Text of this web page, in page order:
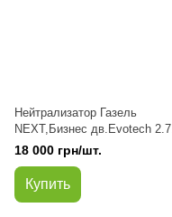
Нейтрализатор Газель
NEXT,Бизнес дв.Evotech 2.7
Euro-5 (катализатор) длинный
(покупн. ГАЗ)
18 000 грн/шт.
Купить